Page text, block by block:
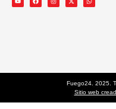
Fuego24. 2025.
Sitio web